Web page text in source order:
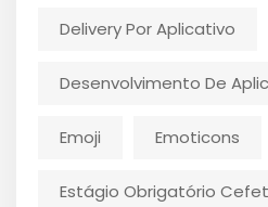
Delivery Por Aplicativo
Desenvolvimento De
Emoji Emoticons
Estágio Obrigatório Cefet